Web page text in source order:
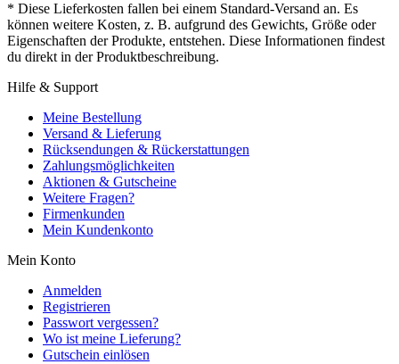
* Diese Lieferkosten fallen bei einem Standard-Versand an. Es
können weitere Kosten, z. B. aufgrund des Gewichts, Größe oder
Eigenschaften der Produkte, entstehen. Diese Informationen findest
du direkt in der Produktbeschreibung.
Hilfe & Support
Meine Bestellung
Versand & Lieferung
Rücksendungen & Rückerstattungen
Zahlungsmöglichkeiten
Aktionen & Gutscheine
Weitere Fragen?
Firmenkunden
Mein Kundenkonto
Mein Konto
Anmelden
Registrieren
Passwort vergessen?
Wo ist meine Lieferung?
Gutschein einlösen